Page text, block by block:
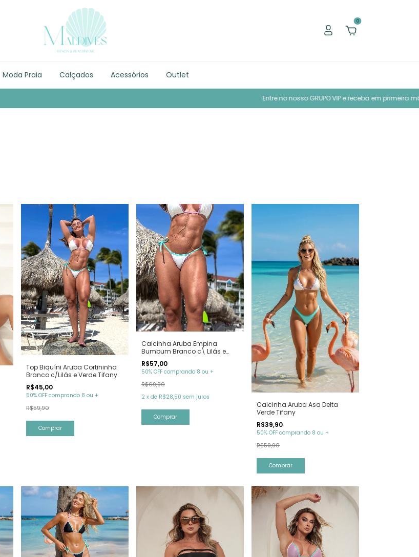
0
Moda Praia Calçados Acessórios Outlet
Entre no nosso GRUPO VIP e receba em primeira mão nossos conteúdos
Top Biquíni Aruba Cortininha
Branco c/Lilás e Verde Tifany
R$45,00
50% OFF comprando 8 ou +
R$59,90
Comprar
Calcinha Aruba Empina
Bumbum Branco c\ Lilás e
Verde Tifany
R$57,00
50% OFF comprando 8 ou +
R$69,90
2 x de R$28,50 sem juros
Comprar
Calcinha Aruba Asa Delta
Verde Tifany
R$39,90
50% OFF comprando 8 ou +
R$59,90
Comprar